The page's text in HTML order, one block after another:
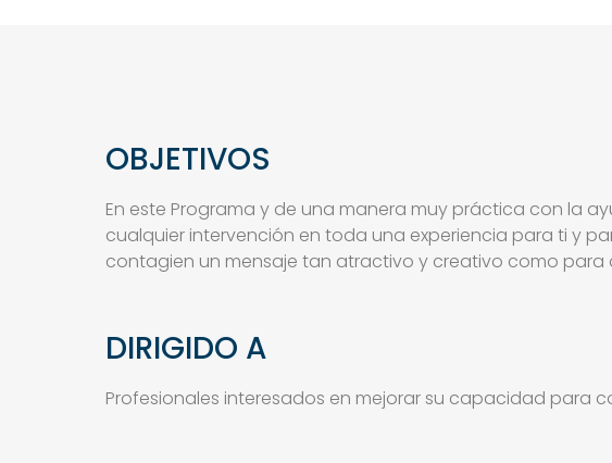
OBJETIVOS
En este Programa y de una manera muy práctica con la
cualquier intervención en toda una experiencia para ti y
contagien un mensaje tan atractivo y creativo como para
DIRIGIDO A
Profesionales interesados en mejorar su capacidad para